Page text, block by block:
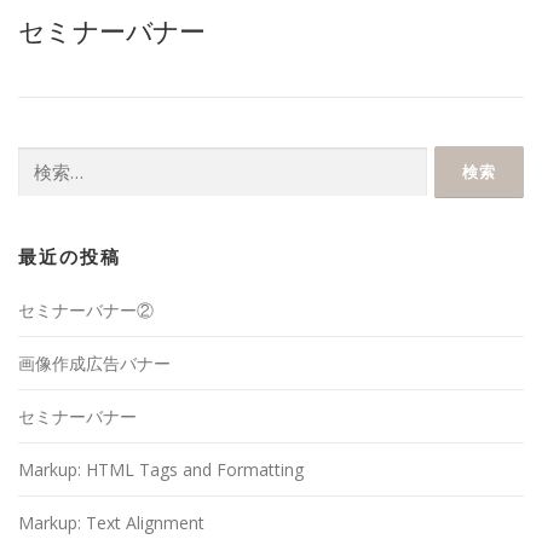
セミナーバナー
最近の投稿
セミナーバナー②
画像作成広告バナー
セミナーバナー
Markup: HTML Tags and Formatting
Markup: Text Alignment